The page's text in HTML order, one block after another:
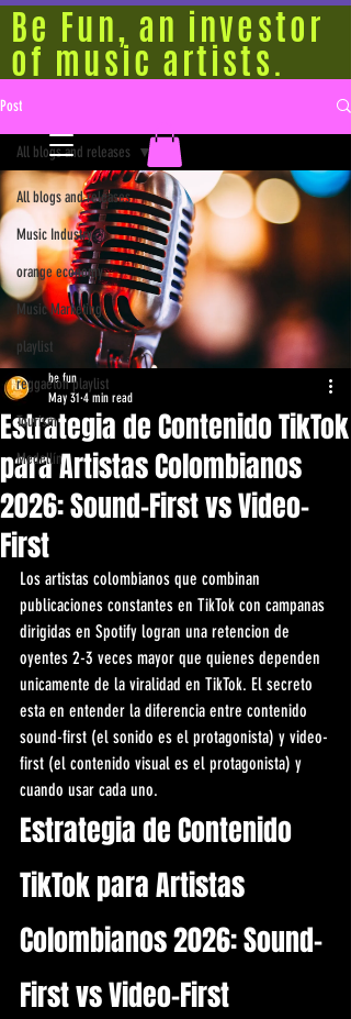
Be Fun, an investor
of music artists.
Post
All blogs and releases
Music Industry
orange economy
Music Marketing
playlist
reggaeton playlist
Tourism
Medellín
All blogs and releases
Estrategia de Contenido TikTok
para Artistas Colombianos
2026: Sound-First vs Video-
First
be fun
May 31 4 min read
Los artistas colombianos que combinan
publicaciones constantes en TikTok con campanas
dirigidas en Spotify logran una retencion de
oyentes 2-3 veces mayor que quienes dependen
unicamente de la viralidad en TikTok. El secreto
esta en entender la diferencia entre contenido
sound-first (el sonido es el protagonista) y video-
first (el contenido visual es el protagonista) y
cuando usar cada uno.
Estrategia de Contenido
TikTok para Artistas
Colombianos 2026: Sound-
First vs Video-First